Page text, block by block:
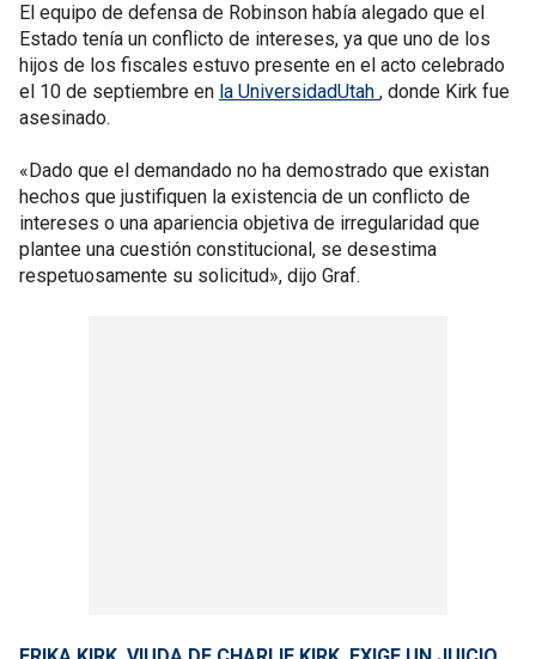
El equipo de defensa de Robinson había alegado que el
Estado tenía un conflicto de intereses, ya que uno de los
hijos de los fiscales estuvo presente en el acto celebrado
el 10 de septiembre en la UniversidadUtah , donde Kirk fue
asesinado.
«Dado que el demandado no ha demostrado que existan
hechos que justifiquen la existencia de un conflicto de
intereses o una apariencia objetiva de irregularidad que
plantee una cuestión constitucional, se desestima
respetuosamente su solicitud», dijo Graf.